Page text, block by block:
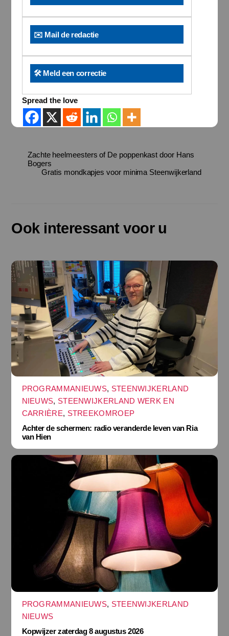
✉️ Mail de redactie
🛠️ Meld een correctie
Spread the love
Zachte heelmeesters of De poppenkast door Hans
Bogers
Gratis mondkapjes voor minima Steenwijkerland
Ook interessant voor u
PROGRAMMANIEUWS, STEENWIJKERLAND
NIEUWS, STEENWIJKERLAND WERK EN
CARRIÈRE, STREEKOMROEP
Achter de schermen: radio veranderde leven van Ria
van Hien
PROGRAMMANIEUWS, STEENWIJKERLAND
NIEUWS
Kopwijzer zaterdag 8 augustus 2026